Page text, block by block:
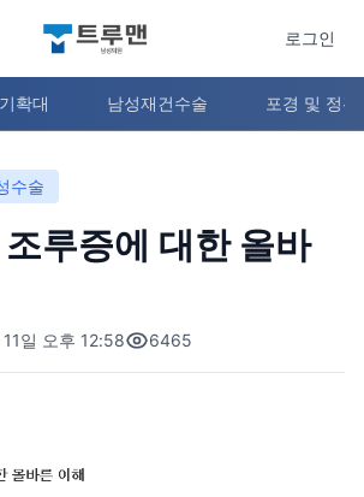
로그인
확대 남성재건수술 포경 및 정관
수술
루증에 대한 올바
일 오후 12:58 6465